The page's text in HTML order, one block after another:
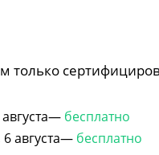
только
бесплатно
августа— бесплатно